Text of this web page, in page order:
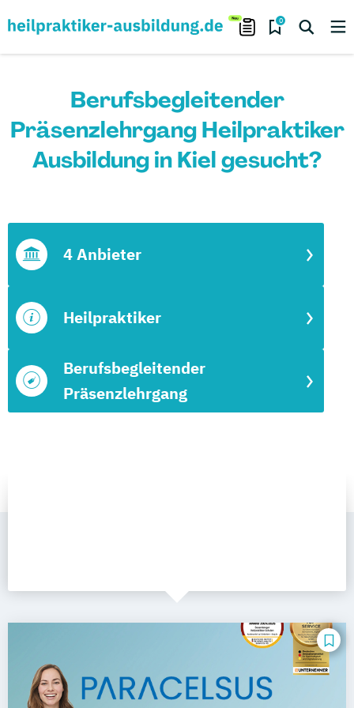
0
Berufsbegleitender
Präsenzlehrgang Heilpraktiker
Ausbildung in Kiel gesucht?
Berufsbegleitender
Präsenzlehrgang
Heilpraktiker
4 Anbieter